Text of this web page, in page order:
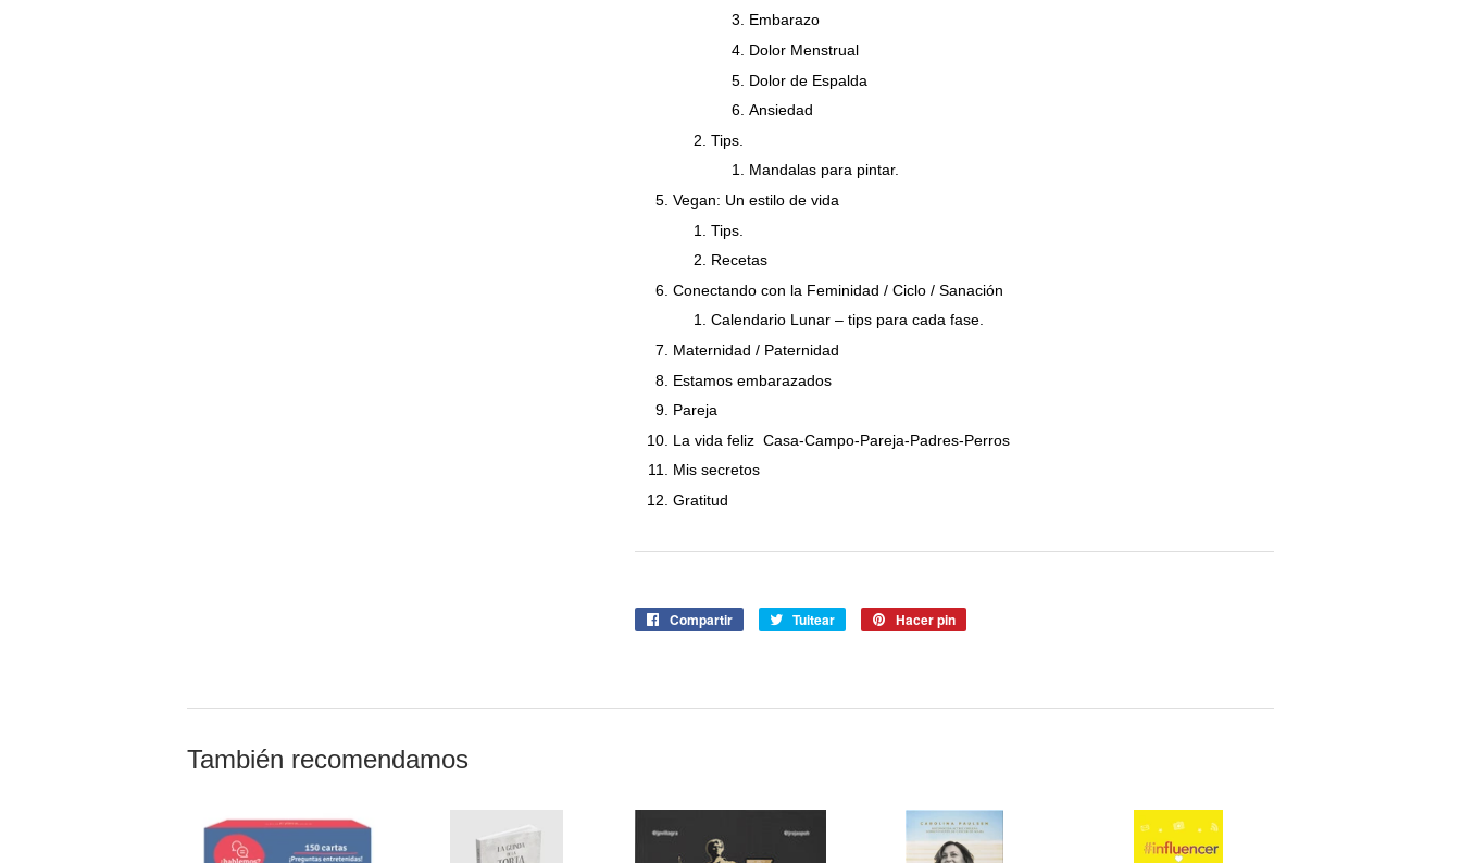
Embarazo
Dolor Menstrual
Dolor de Espalda
Ansiedad
Tips.
Mandalas para pintar.
Vegan: Un estilo de vida
Tips.
Recetas
Conectando con la Feminidad / Ciclo / Sanación
Calendario Lunar – tips para cada fase.
Maternidad / Paternidad
Estamos embarazados
Pareja
La vida feliz Casa-Campo-Pareja-Padres-Perros
Mis secretos
Gratitud
Compartir
CompartirTuitear
Tuitear Hacer pin
También recomendamos